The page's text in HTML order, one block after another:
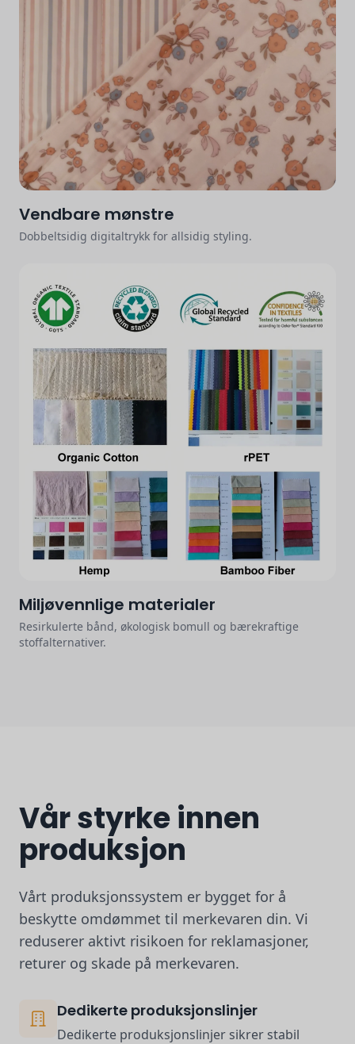
Vendbare mønstre
Dobbeltsidig digitaltrykk for allsidig styling.
Miljøvennlige materialer
Resirkulerte bånd, økologisk bomull og bærekraftige
stoffalternativer.
Vår styrke innen
produksjon
Vårt produksjonssystem er bygget for å
beskytte omdømmet til merkevaren din. Vi
reduserer aktivt risikoen for reklamasjoner,
returer og skade på merkevaren.
Dedikerte produksjonslinjer
Dedikerte produksjonslinjer sikrer stabil